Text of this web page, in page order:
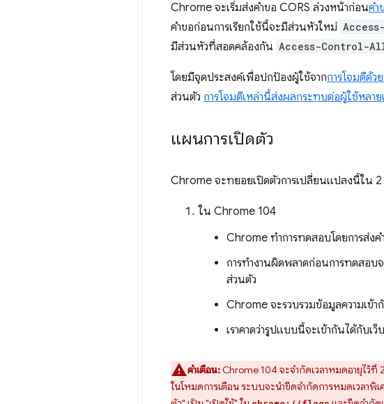
Chrome จะเริ่มส่งคำขอ CORS ล่วงหน้าก่อนคำ
คําขอก่อนการเรียกใช้นี้จะมีส่วนหัวใหม่
มีส่วนหัวที่สอดคล้องกัน Access-Control-
โดยมีจุดประสงค์เพื่อปกป้องผู้ใช้จากการโจมตีด้ว
ส่วนตัว การโจมตีเหล่านี้ส่งผลกระทบต่อผู้ใช้หลา
แผนการเปิดตัว
Chrome จะทยอยเปิดตัวการเปลี่ยนแปลงนี้ใน 2
ใน Chrome 104
Chrome ทำการทดสอบโดยการส่ง
การทำงานผิดพลาดก่อนการทดสอบ
ส่วนตัว
Chrome จะรวบรวมข้อมูลความเข้
เราคาดว่ารูปแบบนี้จะเข้ากันได้กับเ
คำเตือน:Chrome 104 จะจำกัดเวลาหมดอายุไว้
ในโหมดการเตือน ระบบจะนำขีดจำกัดการหมดเวลา